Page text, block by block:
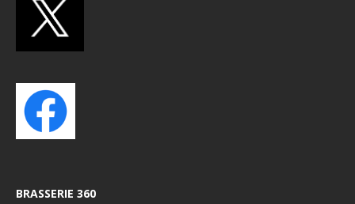
BRASSERIE 360